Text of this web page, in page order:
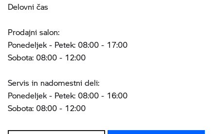
Delovni čas
Prodajni salon:
Ponedeljek - Petek: 08:00 - 17:00
Sobota: 08:00 - 12:00
Servis in nadomestni deli:
Ponedeljek - Petek: 08:00 - 16:00
Sobota: 08:00 - 12:00